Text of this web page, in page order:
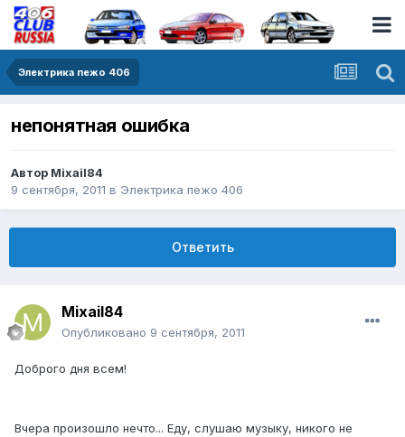
Электрика пежо 406
непонятная ошибка
Автор Mixail84
9 сентября, 2011 в Электрика пежо 406
Ответить
Mixail84
Опубликовано 9 сентября, 2011
Доброго дня всем!
Вчера произошло нечто... Еду, слушаю музыку, никого не